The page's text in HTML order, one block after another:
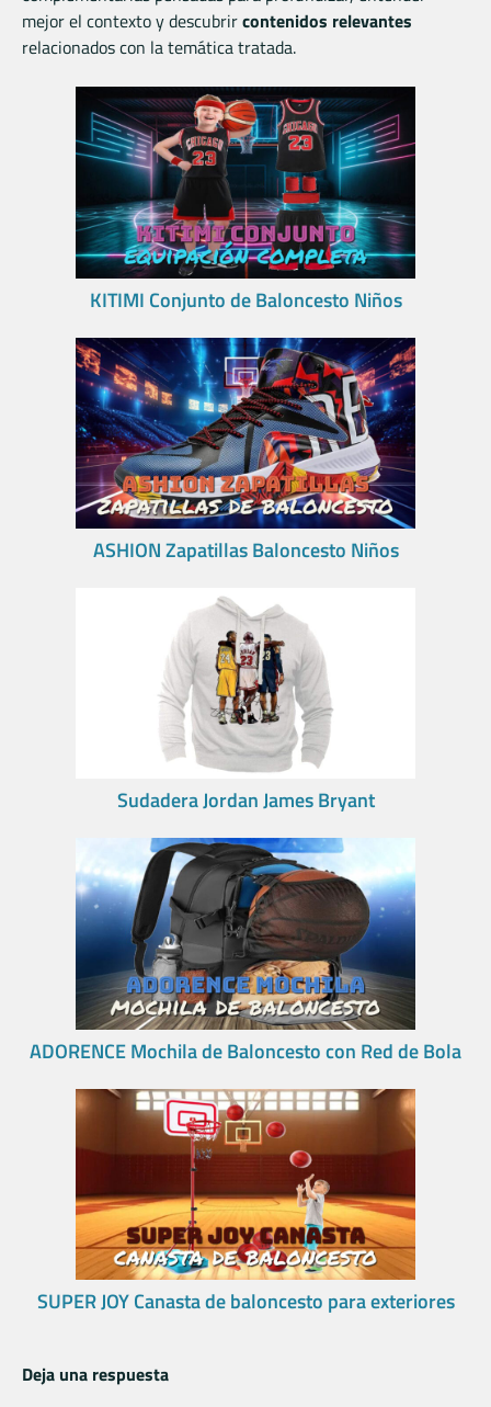
mejor el contexto y descubrircontenidos relevantes
relacionados con la temática tratada.
KITIMI Conjunto de Baloncesto Niños
ASHION Zapatillas Baloncesto Niños
Sudadera Jordan James Bryant
ADORENCE Mochila de Baloncesto con Red de Bola
SUPER JOY Canasta de baloncesto para exteriores
Deja una respuesta